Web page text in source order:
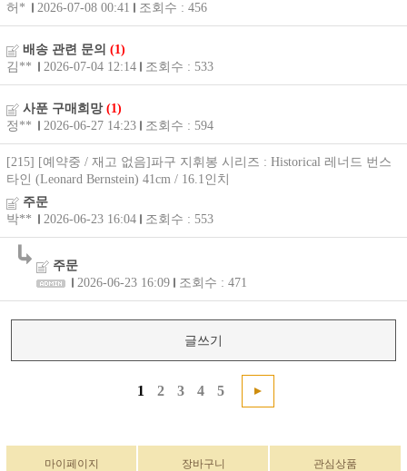
허*
2026-07-08 00:41 조회수 : 456
배송 관련 문의 (1)
김**
2026-07-04 12:14 조회수 : 533
사푼 구매희망 (1)
정**
2026-06-27 14:23 조회수 : 594
[215] [예약중 / 재고 없음]파구 지휘봉 시리즈 : Historical 레너드 번스
타인 (Leonard Bernstein) 41cm / 16.1인치
주문
박**
2026-06-23 16:04 조회수 : 553
주문
2026-06-23 16:09
조회수 : 471
글쓰기
1 2 3 4 5
마이페이지 장바구니 관심상품